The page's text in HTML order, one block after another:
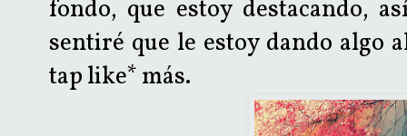
fondo, que estoy destacando,
sentiré que le estoy dando algo
tap like* más.